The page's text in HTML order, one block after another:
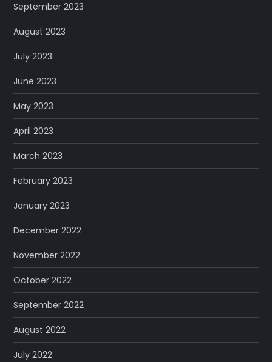
September 2023
August 2023
July 2023
June 2023
May 2023
April 2023
March 2023
February 2023
January 2023
December 2022
November 2022
October 2022
September 2022
August 2022
July 2022